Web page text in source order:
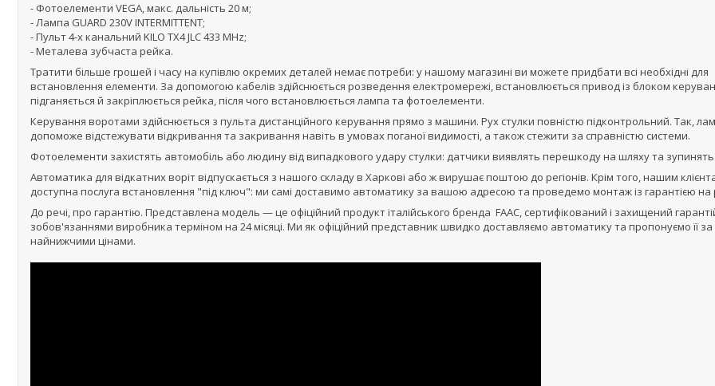
- Фотоелементи VEGA, макс. дальність 20 м;
- Лампа GUARD 230V INTERMITTENT;
- Пульт 4-х канальний KILO TX4 JLC 433 MHz;
- Металева зубчаста рейка.
Тратити більше грошей і часу на купівлю окремих деталей немає потреби: у нашому магазині ви можете придбати всі необхідні для
встановлення елементи. За допомогою кабелів здійснюється розведення електромережі, встановлюється привод із блоком
підганяється й закріплюється рейка, після чого встановлюється лампа та фотоелементи.
Керування воротами здійснюється з пульта дистанційного керування прямо з машини. Рух стулки повністю підконтрольний. Так,
допоможе відстежувати відкривання та закривання навіть в умовах поганої видимості, а також стежити за справністю системи.
Фотоелементи захистять автомобіль або людину від випадкового удару стулки: датчики виявлять перешкоду на шляху та зупинять
Автоматика для відкатних воріт відпускається з нашого складу в Харкові або ж вирушає поштою до регіонів. Крім того, нашим
доступна послуга встановлення "під ключ": ми самі доставимо автоматику за вашою адресою та проведемо монтаж із гарантією на
До речі, про гарантію. Представлена модель — це офіційний продукт італійського бренда FAAC, сертифікований і захищений
зобов'язаннями виробника терміном на 24 місяці. Ми як офіційний представник швидко доставляємо автоматику та пропонуємо її за
найнижчими цінами.